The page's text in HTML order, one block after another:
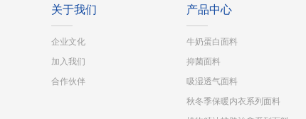
关于我们
企业文化
加入我们
合作伙伴
产品中心
牛奶蛋白面料
抑菌面料
吸湿透气面料
秋冬季保暖内衣系列面料